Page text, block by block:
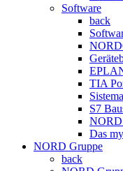
Software
back
TIA
Sistema
S7
Das
NORD Gruppe
back